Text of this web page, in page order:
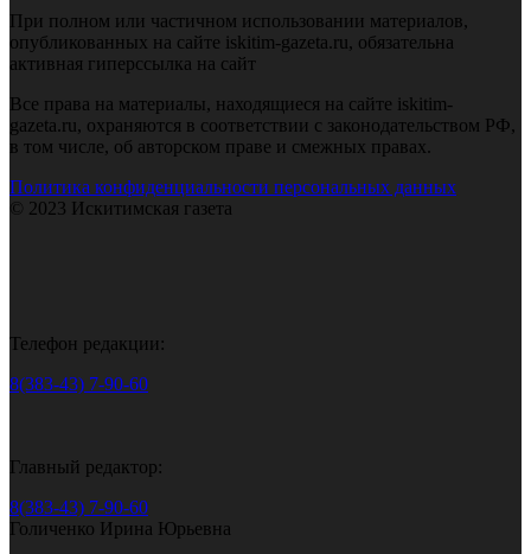
При полном или частичном использовании материалов,
опубликованных на сайте iskitim-gazeta.ru, обязательна
активная гиперссылка на сайт
Все права на материалы, находящиеся на сайте iskitim-
gazeta.ru, охраняются в соответствии с законодательством РФ,
в том числе, об авторском праве и смежных правах.
Политика конфиденциальности персональных данных
© 2023 Искитимская газета
Телефон редакции:
8(383-43) 7-90-60
Главный редактор:
8(383-43) 7-90-60
Голиченко Ирина Юрьевна